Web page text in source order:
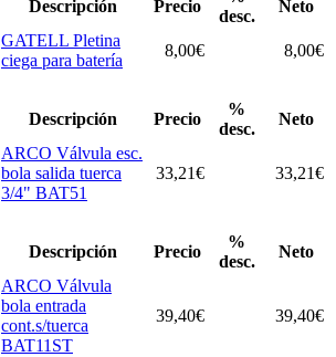
Descripción Precio
desc.
Neto
GATELL Pletina
ciega para batería
8,00€ 8,00€
Descripción Precio
%
desc.
Neto
ARCO Válvula esc.
bola salida tuerca
3/4" BAT51
33,21€ 33,21€
Descripción Precio
%
desc.
Neto
ARCO Válvula
bola entrada
cont.s/tuerca
BAT11ST
39,40€ 39,40€